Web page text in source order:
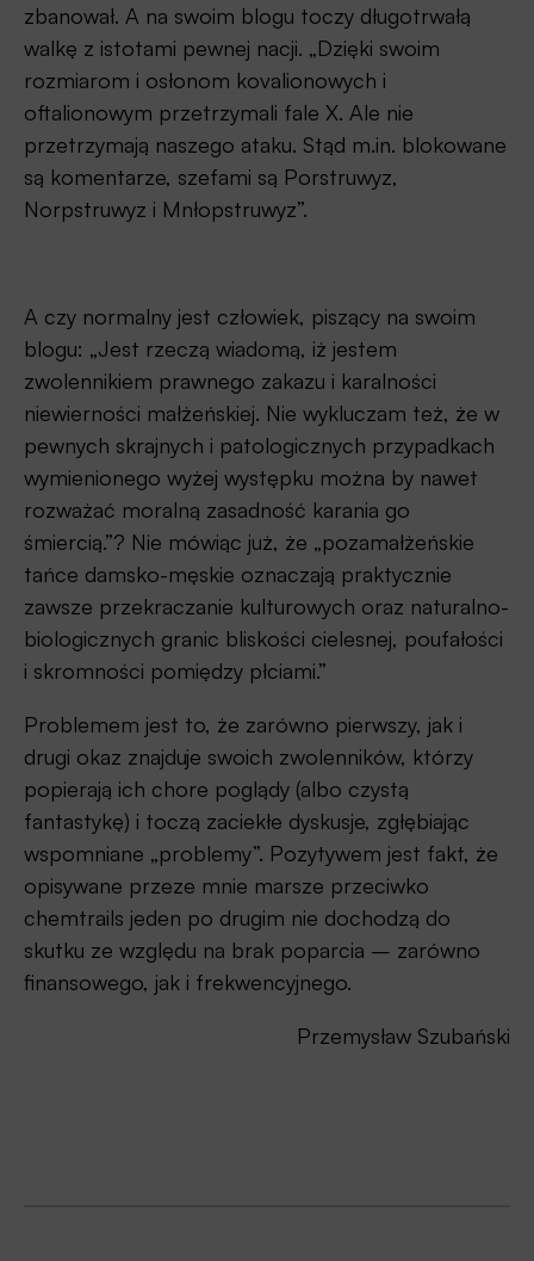
zbanował. A na swoim blogu toczy długotrwałą
walkę z istotami pewnej nacji. „Dzięki swoim
rozmiarom i osłonom kovalionowych i
oftalionowym przetrzymali fale X. Ale nie
przetrzymają naszego ataku. Stąd m.in. blokowane
są komentarze, szefami są Porstruwyz,
Norpstruwyz i Mnłopstruwyz”.
A czy normalny jest człowiek, piszący na swoim
blogu: „Jest rzeczą wiadomą, iż jestem
zwolennikiem prawnego zakazu i karalności
niewierności małżeńskiej. Nie wykluczam też, że w
pewnych skrajnych i patologicznych przypadkach
wymienionego wyżej występku można by nawet
rozważać moralną zasadność karania go
śmiercią.”? Nie mówiąc już, że „pozamałżeńskie
tańce damsko-męskie oznaczają praktycznie
zawsze przekraczanie kulturowych oraz naturalno-
biologicznych granic bliskości cielesnej, poufałości
i skromności pomiędzy płciami.”
Problemem jest to, że zarówno pierwszy, jak i
drugi okaz znajduje swoich zwolenników, którzy
popierają ich chore poglądy (albo czystą
fantastykę) i toczą zaciekłe dyskusje, zgłębiając
wspomniane „problemy”. Pozytywem jest fakt, że
opisywane przeze mnie marsze przeciwko
chemtrails jeden po drugim nie dochodzą do
skutku ze względu na brak poparcia – zarówno
finansowego, jak i frekwencyjnego.
Przemysław Szubański